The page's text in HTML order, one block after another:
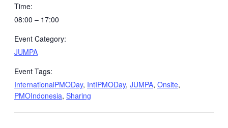
Time:
08:00 – 17:00
Event Category:
JUMPA
Event Tags:
InternationalPMODay, IntIPMODay, JUMPA, Onsite,
PMOIndonesia, Sharing